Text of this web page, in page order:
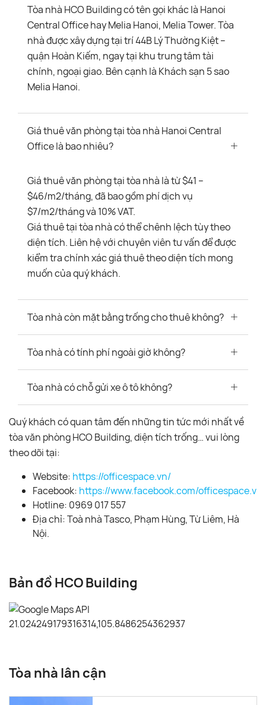
Tòa nhà HCO Building có tên gọi khác là Hanoi
Central Office hay Melia Hanoi, Melia Tower. Tòa
nhà được xây dựng tại trí 44B Lý Thường Kiệt –
quận Hoàn Kiếm, ngay tại khu trung tâm tài
chính, ngoại giao. Bên cạnh là Khách sạn 5 sao
Melia Hanoi.
Giá thuê văn phòng tại tòa nhà Hanoi Central
Office là bao nhiêu?
Giá thuê văn phòng tại tòa nhà là từ $41 –
$46/m2/tháng, đã bao gồm phí dịch vụ
$7/m2/tháng và 10% VAT.
Giá thuê tại tòa nhà có thể chênh lệch tùy theo
diện tích. Liên hệ với chuyên viên tư vấn để được
kiểm tra chính xác giá thuê theo diện tích mong
muốn của quý khách.
Tòa nhà còn mặt bằng trống cho thuê không?
Tòa nhà có tính phí ngoài giờ không?
Tòa nhà có chỗ gửi xe ô tô không?
Quý khách có quan tâm đến những tin tức mới nhất về
tòa văn phòng HCO Building, diện tích trống… vui lòng
theo dõi tại:
Website: https://officespace.vn/
Facebook: https://www.facebook.com/officespace.vn/
Hotline: 0969 017 557
Địa chỉ: Toà nhà Tasco, Phạm Hùng, Từ Liêm, Hà
Nội.
Bản đồ HCO Building
Tòa nhà lân cận